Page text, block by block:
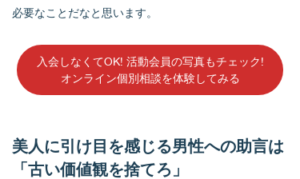
必要なことだなと思います。
入会しなくてOK! 活動会員の写真もチェック!
オンライン個別相談を体験してみる
美人に引け目を感じる男性への助言は
「古い価値観を捨てろ」